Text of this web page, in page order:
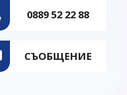
0889 52 22 88
СЪОБЩЕНИЕ